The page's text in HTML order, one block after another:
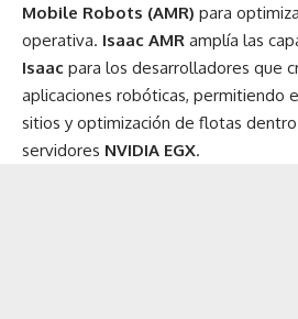
Mobile Robots (AMR) para
operativa. Isaac AMR amplía las
Isaac para los desarrolladores que
aplicaciones robóticas, permitiendo
sitios y optimización de flotas
servidores NVIDIA EGX.